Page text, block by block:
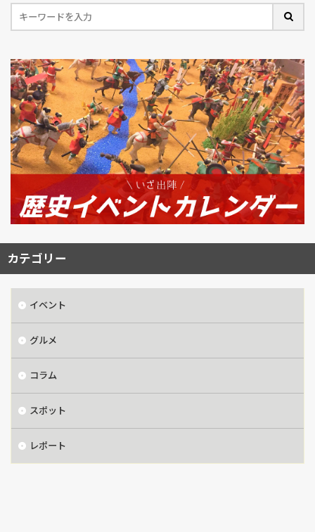
カテゴリー
イベント
グルメ
コラム
スポット
レポート